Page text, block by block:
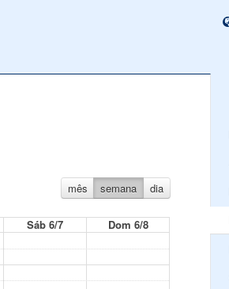
mês semana dia
Sáb 6/7
Dom 6/8